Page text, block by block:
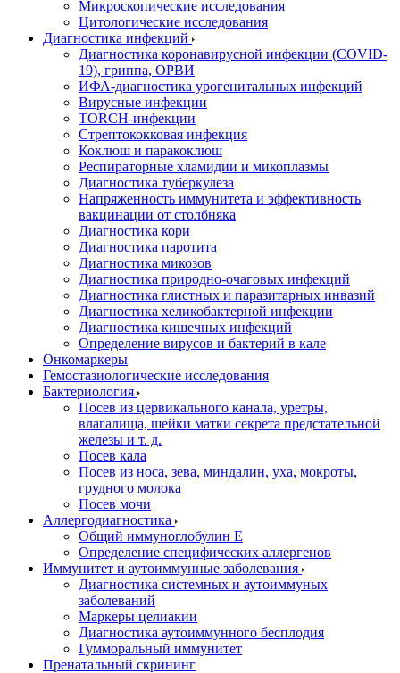
Микроскопические исследования
Цитологические исследования
Диагностика инфекций
Диагностика коронавирусной инфекции (COVID-
19), гриппа, ОРВИ
ИФА-диагностика урогенитальных инфекций
Вирусные инфекции
TORCH-инфекции
Стрептококковая инфекция
Коклюш и паракоклюш
Респираторные хламидии и микоплазмы
Диагностика туберкулеза
Напряженность иммунитета и эффективность
вакцинации от столбняка
Диагностика кори
Диагностика паротита
Диагностика микозов
Диагностика природно-очаговых инфекций
Диагностика глистных и паразитарных инвазий
Диагностика хеликобактерной инфекции
Диагностика кишечных инфекций
Определение вирусов и бактерий в кале
Онкомаркеры
Гемостазиологические исследования
Бактериология
Посев из цервикального канала, уретры,
влагалища, шейки матки секрета предстательной
железы и т. д.
Посев кала
Посев из носа, зева, миндалин, уха, мокроты,
грудного молока
Посев мочи
Аллергодиагностика
Общий иммуноглобулин Е
Определение специфических аллергенов
Иммунитет и аутоиммунные заболевания
Диагностика системных и аутоиммуных
заболеваний
Маркеры целиакии
Диагностика аутоиммунного бесплодия
Гумморальный иммунитет
Пренатальный скрининг